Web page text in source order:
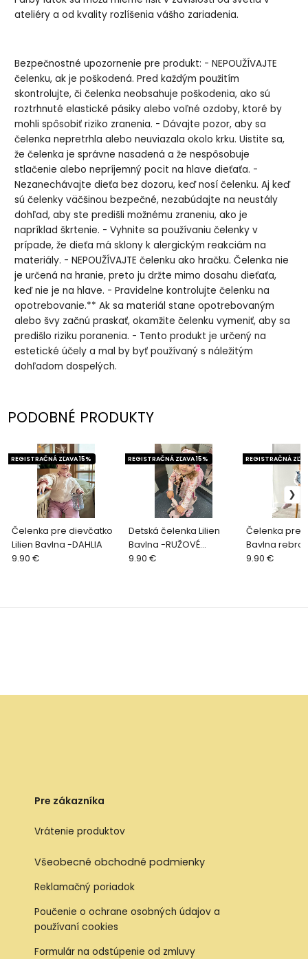
ateliéry a od kvality rozlíšenia vášho zariadenia.
Bezpečnostné upozornenie pre produkt: - NEPOUŽÍVAJTE
čelenku, ak je poškodená. Pred každým použitím
skontrolujte, či čelenka neobsahuje poškodenia, ako sú
roztrhnuté elastické pásiky alebo voľné ozdoby, ktoré by
mohli spôsobiť riziko zranenia. - Dávajte pozor, aby sa
čelenka nepretrhla alebo neuviazala okolo krku. Uistite sa,
že čelenka je správne nasadená a že nespôsobuje
stlačenie alebo nepríjemný pocit na hlave dieťaťa. -
Nezanechávajte dieťa bez dozoru, keď nosí čelenku. Aj keď
sú čelenky väčšinou bezpečné, nezabúdajte na neustály
dohľad, aby ste predišli možnému zraneniu, ako je
napríklad škrtenie. - Vyhnite sa používaniu čelenky v
prípade, že dieťa má sklony k alergickým reakciám na
materiály. - NEPOUŽÍVAJTE čelenku ako hračku. Čelenka nie
je určená na hranie, preto ju držte mimo dosahu dieťaťa,
keď nie je na hlave. - Pravidelne kontrolujte čelenku na
opotrebovanie.** Ak sa materiál stane opotrebovaným
alebo švy začnú praskať, okamžite čelenku vymeniť, aby sa
predišlo riziku poranenia. - Tento produkt je určený na
estetické účely a mal by byť používaný s náležitým
dohľadom dospelých.
PODOBNÉ PRODUKTY
Čelenka pre dievčatko
Lilien Bavlna -DAHLIA
REGISTRAČNÁ ZĽAVA 15%
9.90 €
Detská čelenka Lilien
Bavlna -RUŽOVÉ
LABUŤKY
REGISTRAČNÁ ZĽAVA 15%
9.90 €
Čelenka pre
Bavlna rebro -
REGISTRAČNÁ
9.90 €
Pre zákazníka
Vrátenie produktov
Všeobecné obchodné podmienky
Reklamačný poriadok
Poučenie o ochrane osobných údajov a
používaní cookies
Formulár na odstúpenie od zmluvy